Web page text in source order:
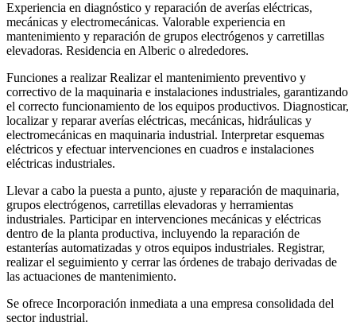
Experiencia en diagnóstico y reparación de averías eléctricas,
mecánicas y electromecánicas. Valorable experiencia en
mantenimiento y reparación de grupos electrógenos y carretillas
elevadoras. Residencia en Alberic o alrededores.
Funciones a realizar Realizar el mantenimiento preventivo y
correctivo de la maquinaria e instalaciones industriales, garantizando
el correcto funcionamiento de los equipos productivos. Diagnosticar,
localizar y reparar averías eléctricas, mecánicas, hidráulicas y
electromecánicas en maquinaria industrial. Interpretar esquemas
eléctricos y efectuar intervenciones en cuadros e instalaciones
eléctricas industriales.
Llevar a cabo la puesta a punto, ajuste y reparación de maquinaria,
grupos electrógenos, carretillas elevadoras y herramientas
industriales. Participar en intervenciones mecánicas y eléctricas
dentro de la planta productiva, incluyendo la reparación de
estanterías automatizadas y otros equipos industriales. Registrar,
realizar el seguimiento y cerrar las órdenes de trabajo derivadas de
las actuaciones de mantenimiento.
Se ofrece Incorporación inmediata a una empresa consolidada del
sector industrial.